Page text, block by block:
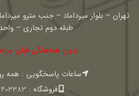
تهران – بلوار میرداماد – جنب مترو
طبقه دوم تجاری – واحد TS-12
بدون هماهنگی قبلی
ساعات پاسخگویی : همه روزه 15
فروشگاه :